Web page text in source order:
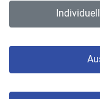
Erklärung zur